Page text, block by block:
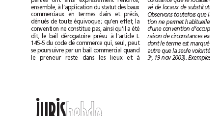
ensemble, à l’application du statut des baux
commerciaux en termes clairs et précis,
dénués de toute équivoque; qu’en effet, la
convention ne constitue pas, ainsi qu’il a été
dit, le bail dérogatoire prévu à l’article L
145-5 du code de commerce qui, seul, peut
se poursuivre par un bail commercial quand
le preneur reste dans les lieux et à 3e
JURISh
he
eb
bd
do
o
••